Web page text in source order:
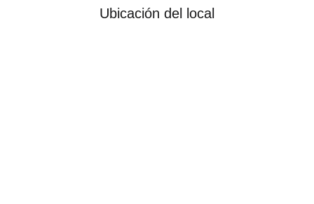
Ubicación del local